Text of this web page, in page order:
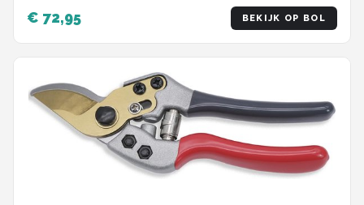
€ 72,95 BEKIJK OP BOL